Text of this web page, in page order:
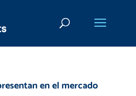
en el mercado